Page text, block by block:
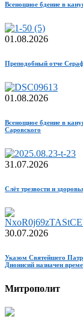
Всенощное бдение в
01.08.2026
Преподобный отче
01.08.2026
Всенощное бдение в
Саровского
31.07.2026
Слёт трезвости и
30.07.2026
Указом Святейшего
Дионисий назначен
Митрополит